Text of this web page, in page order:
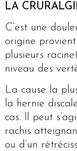
LA
C’est une
origine provient
plusieurs
niveau des
La cause la
la hernie
cas. Il peut
rachis
ou d’un